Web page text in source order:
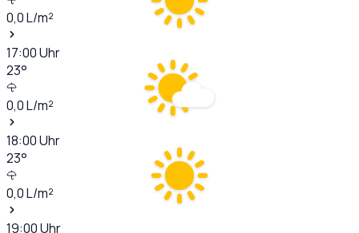
0,0L/m²
17:00Uhr
23°
0,0L/m²
18:00Uhr
23°
0,0L/m²
19:00Uhr